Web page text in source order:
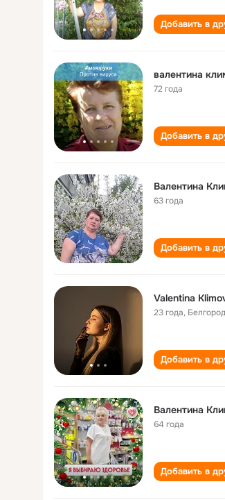
Добавить в
валентина
72 года
Добавить в
Валентина
63 года
Добавить в
Valentina
23 года, Белгород
Добавить в
Валентина
64 года
Добавить в